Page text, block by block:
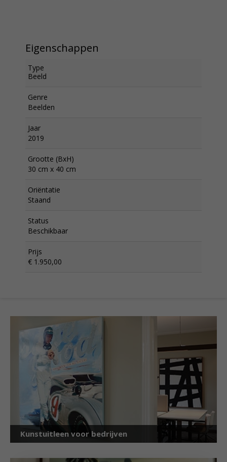
Eigenschappen
Type
Beeld
Genre
Beelden
Jaar
2019
Grootte (BxH)
30 cm x 40 cm
Oriëntatie
Staand
Status
Beschikbaar
Prijs
€ 1.950,00
Kunstuitleen voor bedrijven